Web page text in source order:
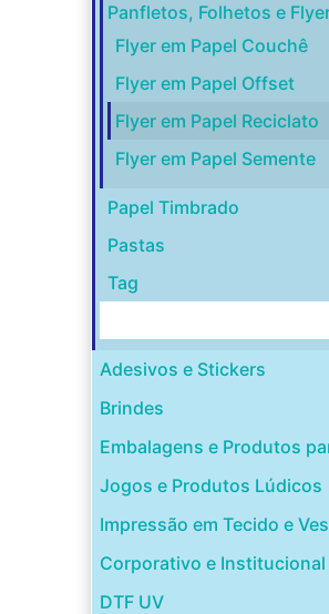
Panfletos, Folhetos e
Flyer em Papel Couchê
Flyer em Papel Offset
Flyer em Papel Reciclato
Flyer em Papel Semente
Papel Timbrado
Pastas
Tag
Adesivos e Stickers
Brindes
Embalagens e Produtos
Jogos e Produtos Lúdicos
Impressão em Tecido e
Corporativo e Institucional
DTF UV